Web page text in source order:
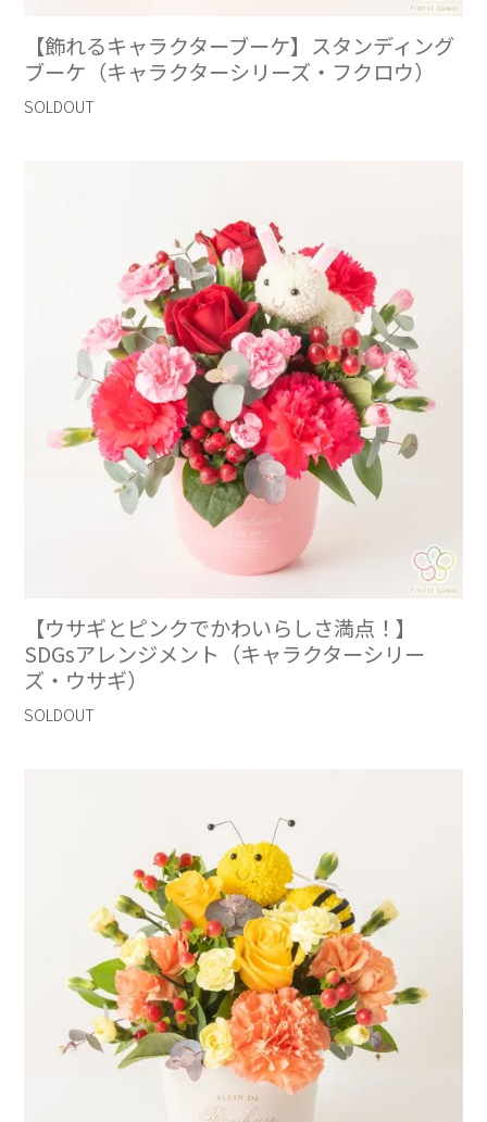
【飾れるキャラクターブーケ】スタンディング
ブーケ（キャラクターシリーズ・フクロウ）
SOLDOUT
【ウサギとピンクでかわいらしさ満点！】
SDGsアレンジメント（キャラクターシリー
ズ・ウサギ）
SOLDOUT